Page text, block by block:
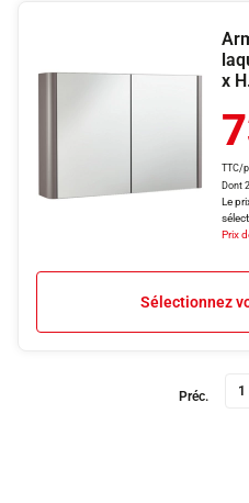
x
TTC/
Dont
Le
Prix
Sélectionnez
Préc. 1